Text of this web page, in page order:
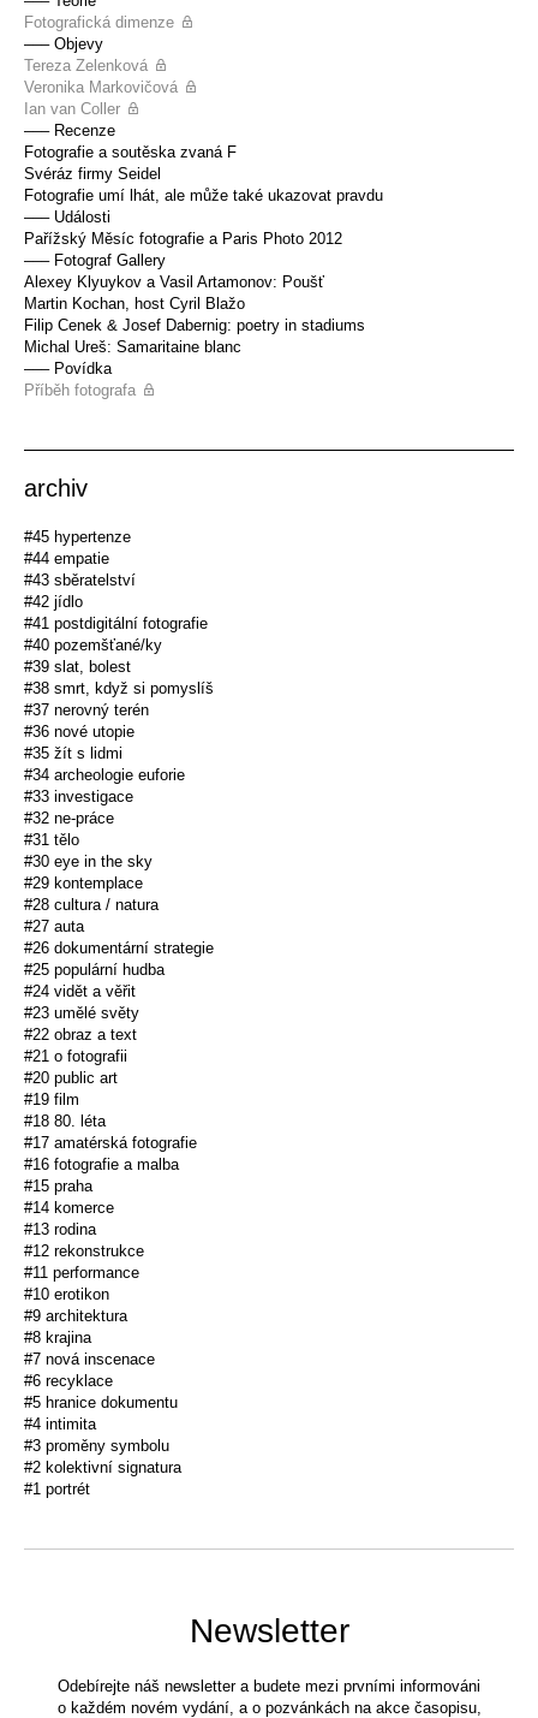
Fotografická dimenze
––– Objevy
Tereza Zelenková
Veronika Markovičová
Ian van Coller
––– Recenze
Fotografie a soutěska zvaná F
Svéráz firmy Seidel
Fotografie umí lhát, ale může také ukazovat pravdu
––– Události
Pařížský Měsíc fotografie a Paris Photo 2012
––– Fotograf Gallery
Alexey Klyuykov a Vasil Artamonov: Poušť
Martin Kochan, host Cyril Blažo
Filip Cenek & Josef Dabernig: poetry in stadiums
Michal Ureš: Samaritaine blanc
––– Povídka
Příběh fotografa
archiv
#45 hypertenze
#44 empatie
#43 sběratelství
#42 jídlo
#41 postdigitální fotografie
#40 pozemšťané/ky
#39 slat, bolest
#38 smrt, když si pomyslíš
#37 nerovný terén
#36 nové utopie
#35 žít s lidmi
#34 archeologie euforie
#33 investigace
#32 ne-práce
#31 tělo
#30 eye in the sky
#29 kontemplace
#28 cultura / natura
#27 auta
#26 dokumentární strategie
#25 populární hudba
#24 vidět a věřit
#23 umělé světy
#22 obraz a text
#21 o fotografii
#20 public art
#19 film
#18 80. léta
#17 amatérská fotografie
#16 fotografie a malba
#15 praha
#14 komerce
#13 rodina
#12 rekonstrukce
#11 performance
#10 erotikon
#9 architektura
#8 krajina
#7 nová inscenace
#6 recyklace
#5 hranice dokumentu
#4 intimita
#3 proměny symbolu
#2 kolektivní signatura
#1 portrét
Newsletter
Odebírejte náš newsletter a budete mezi prvními informováni
o každém novém vydání, a o pozvánkách na akce časopisu,